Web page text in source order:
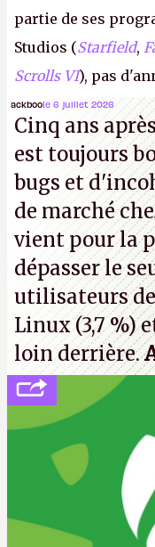
partie de ses
Studios (Starfield,
Scrolls VI), pas
Microsoft, mais le
de nombreux
ackboole 6 juillet 2026
Cinq ans
est toujours
bugs et
de marché
vient pour la
dépasser le
utilisateurs de
Linux (3,7 %)
loin derrière.